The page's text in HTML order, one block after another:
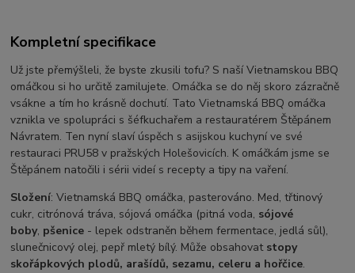
Kompletní specifikace
Už jste přemýšleli, že byste zkusili tofu? S naší Vietnamskou BBQ
omáčkou si ho určitě zamilujete. Omáčka se do něj skoro zázračně
vsákne a tím ho krásně dochutí. Tato Vietnamská BBQ omáčka
vznikla ve spolupráci s šéfkuchařem a restauratérem Štěpánem
Návratem. Ten nyní slaví úspěch s asijskou kuchyní ve své
restauraci PRU58 v pražských Holešovicích. K omáčkám jsme se
Štěpánem natočili i sérii videí s recepty a tipy na vaření.
Složení: Vietnamská BBQ omáčka, pasterováno. Med, třtinový
cukr, citrónová tráva, sójová omáčka (pitná voda, sójové
boby, pšenice - lepek odstraněn během fermentace, jedlá sůl),
slunečnicový olej, pepř mletý bílý. Může obsahovat stopy
skořápkových plodů, arašídů, sezamu, celeru a hořčice.